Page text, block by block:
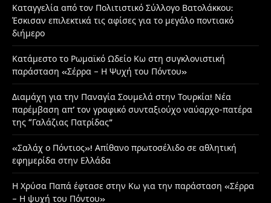
Καταγγελία από τον Πολιτιστικό Σύλλογο Βατολάκκου:
Έσκισαν επιλεκτικά τις αφίσες για το μεγάλο ποντιακό
διήμερο
Κατάμεστο το Ρωμαϊκό Ωδείο Κω στη συγκλονιστική
παράσταση «Σέρρα – Η Ψυχή του Πόντου»
Διαμάχη για την Παναγία Σουμελά στην Τουρκία! Νέα
παρέμβαση απ’ τον γραφικό συνταξιούχο ναύαρχο-πατέρα
της “Γαλάζιας Πατρίδας”
«Σαλάχ ο Πόντιος»! Απίθανο πρωτοσέλιδο σε αθλητική
εφημερίδα στην Ελλάδα
Η Χρύσα Παπά έφτασε στην Κω για την παράσταση «Σέρρα
– Η ψυχή του Πόντου»